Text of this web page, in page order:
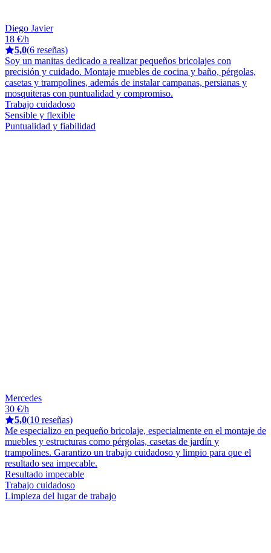
Diego Javier
18 €/h
5,0(6 reseñas)
Soy un manitas dedicado a realizar pequeños bricolajes con
precisión y cuidado. Montaje muebles de cocina y baño, pérgolas,
casetas y trampolines, además de instalar campanas, persianas y
mosquiteras con puntualidad y compromiso.
Trabajo cuidadoso
Sensible y flexible
Puntualidad y fiabilidad
Mercedes
30 €/h
5,0(10 reseñas)
Me especializo en pequeño bricolaje, especialmente en el montaje de
muebles y estructuras como pérgolas, casetas de jardín y
trampolines. Garantizo un trabajo cuidadoso y limpio para que el
resultado sea impecable.
Resultado impecable
Trabajo cuidadoso
Limpieza del lugar de trabajo